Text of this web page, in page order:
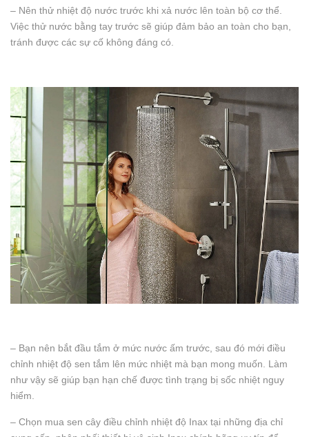
– Nên thử nhiệt độ nước trước khi xả nước lên toàn bộ cơ thể.
Việc thử nước bằng tay trước sẽ giúp đảm bảo an toàn cho bạn,
tránh được các sự cố không đáng có.
– Bạn nên bắt đầu tắm ở mức nước ấm trước, sau đó mới điều
chỉnh nhiệt độ sen tắm lên mức nhiệt mà bạn mong muốn. Làm
như vậy sẽ giúp bạn hạn chế được tình trạng bị sốc nhiệt nguy
hiểm.
– Chọn mua sen cây điều chỉnh nhiệt độ Inax tại những địa chỉ